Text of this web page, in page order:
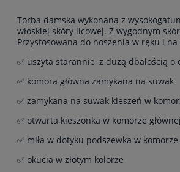
Torba damska wykonana z
włoskiej skóry licowej. Z wygodnym
Przystosowana do noszenia w ręku i
✅ uszyta starannie, z dużą dbałością o
✅ komora główna zamykana na suwak
✅ zamykana na suwak kieszeń w
✅ otwarta kieszonka w komorze głównej
✅ miła w dotyku podszewka w
✅ okucia w złotym kolorze